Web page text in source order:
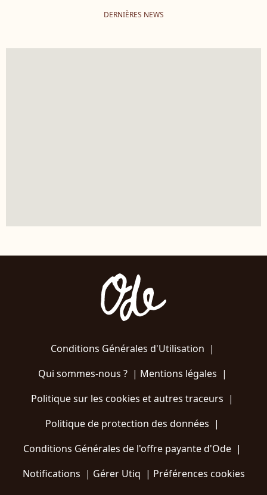
DERNIÈRES NEWS
Conditions Générales d'Utilisation |
Qui sommes-nous ?| Mentions légales |
Politique sur les cookies et autres traceurs |
Politique de protection des données |
Conditions Générales de l'offre payante d'Ode |
Notifications | Gérer Utiq | Préférences cookies